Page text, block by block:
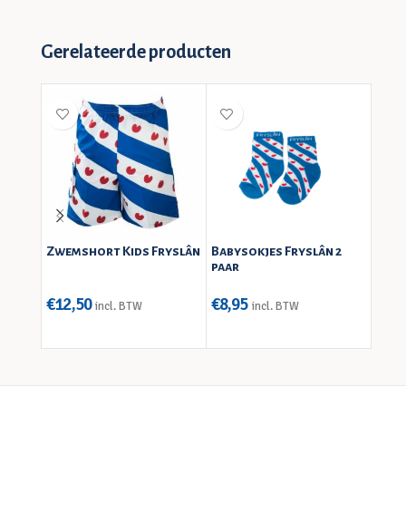
Gerelateerde producten
Zwemshort Kids Fryslân
€12,50 incl. BTW
Babysokjes Fryslân 2
paar
€8,95 incl. BTW